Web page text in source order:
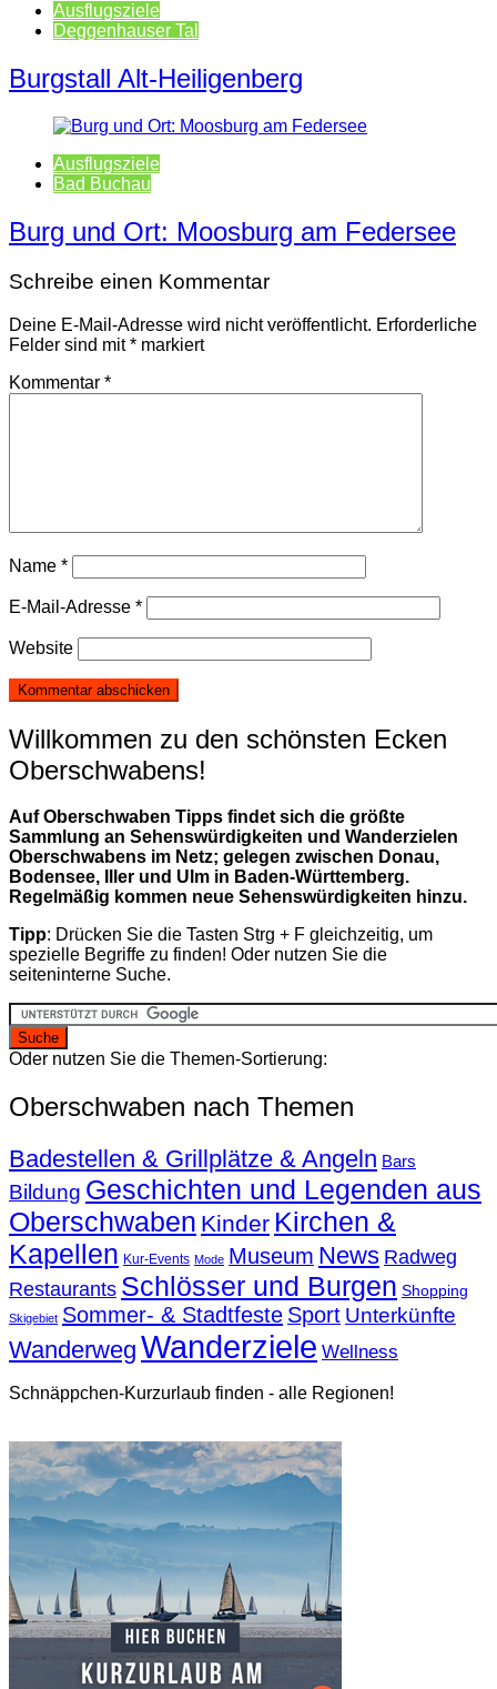
Ausflugsziele
Deggenhauser Tal
Burgstall Alt-Heiligenberg
Ausflugsziele
Bad Buchau
Burg und Ort: Moosburg am Federsee
Schreibe einen Kommentar
Deine E-Mail-Adresse wird nicht veröffentlicht. Erforderliche
Felder sind mit* markiert
Kommentar *
Name *
E-Mail-Adresse *
Website
Willkommen zu den schönsten Ecken
Oberschwabens!
Auf Oberschwaben Tipps findet sich die größte
Sammlung an Sehenswürdigkeiten und Wanderzielen
Oberschwabens im Netz; gelegen zwischen Donau,
Bodensee, Iller und Ulm in Baden-Württemberg.
Regelmäßig kommen neue Sehenswürdigkeiten hinzu.
Tipp: Drücken Sie die Tasten Strg + F gleichzeitig, um
spezielle Begriffe zu finden! Oder nutzen Sie die
seiteninterne Suche.
Oder nutzen Sie die Themen-Sortierung:
Oberschwaben nach Themen
Badestellen & Grillplätze & Angeln Bars
Bildung Geschichten und Legenden aus
Oberschwaben Kinder Kirchen &
Kapellen Kur-Events Mode Museum News Radweg
Restaurants Schlösser und Burgen Shopping
Skigebiet Sommer- & Stadtfeste Sport Unterkünfte
Wanderweg Wanderziele Wellness
Schnäppchen-Kurzurlaub finden - alle Regionen!